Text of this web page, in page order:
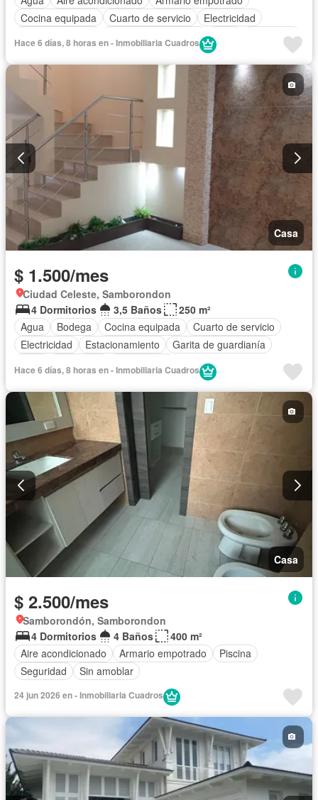
Cocina equipada
Cuarto de servicio
Electricidad
Patio
Seguridad
Hace 6 días, 8 horas en - Inmobiliaria Cuadros
Casa
$ 1.500/mes
Ciudad Celeste, Samborondon
4 Dormitorios
3,5 Baños
250 m²
Agua
Bodega Cocina equipada
Cuarto de servicio
Electricidad
Estacionamiento
Garita de guardianía
Hace 6 días, 8 horas en - Inmobiliaria Cuadros
Casa
$ 2.500/mes
Samborondón, Samborondon
4 Dormitorios
4 Baños
400 m²
Aire acondicionado
Armario empotrado
Piscina
Seguridad
Sin amoblar
24 jun 2026 en - Inmobiliaria Cuadros